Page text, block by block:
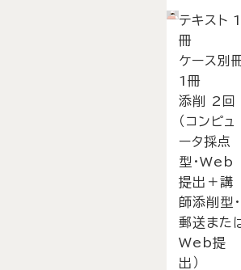
テキスト
冊
ケース別
1冊
添削 2回
（コンピュ
ータ採点
型・Web
提出＋講
師添削型・
郵送また
Web提
出）